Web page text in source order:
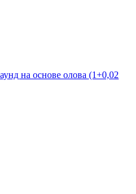
на основе олова (1+0,02